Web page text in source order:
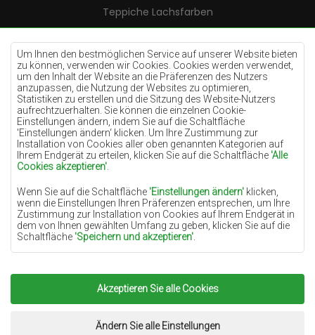
Um Ihnen den bestmöglichen Service auf unserer Website bieten
zu können, verwenden wir Cookies. Cookies werden verwendet,
um den Inhalt der Website an die Präferenzen des Nutzers
anzupassen, die Nutzung der Websites zu optimieren,
Statistiken zu erstellen und die Sitzung des Website-Nutzers
aufrechtzuerhalten. Sie können die einzelnen Cookie-
Einstellungen ändern, indem Sie auf die Schaltfläche
'Einstellungen ändern‘ klicken. Um Ihre Zustimmung zur
Installation von Cookies aller oben genannten Kategorien auf
Ihrem Endgerät zu erteilen, klicken Sie auf die Schaltfläche 'Alle
Cookies akzeptieren'
Wenn Sie auf die Schaltfläche 'Einstellungen ändern' klicken,
wenn die Einstellungen Ihren Präferenzen entsprechen, um Ihre
Zustimmung zur Installation von Cookies auf Ihrem Endgerät in
dem von Ihnen gewählten Umfang zu geben, klicken Sie auf die
Schaltfläche 'Speichern und akzeptieren'
Grundlage für die Verarbeitung das berechtigte Interesse des
Datenverwalters (TEPPICHECHEMEX) oder Dritter in Form der
Bereitstellung qualitativ hochwertiger Dienste auf unserer
Website und der Marketingaktivitäten des Datenverwalters und
seiner vertrauenswürdigen Partner.
Akzeptieren Sie alle Cookies
Ändern Sie alle Einstellungen
Teppiche Lachsfarben
Teppiche Cremefarben
Teppiche Lilac
Teppiche Gelb
Teppiche Pfefferminz
Teppiche Blau
Teppiche Orange
Teppiche Rosa
Teppiche Terrakotte
Teppiche Grün
Teppiche Golden
Copyright 2022Teppiche Chemex.Alle Rechte
Umsetzung:www.dimax.pl